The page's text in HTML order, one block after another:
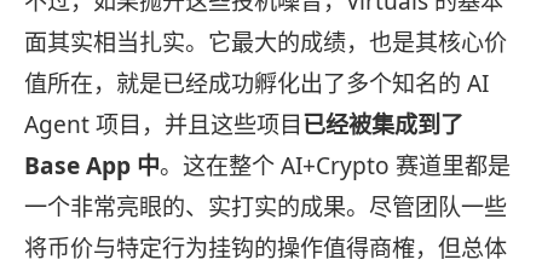
面其实相当扎实。它最大的成绩，也是其核心价
值所在，就是已经成功孵化出了多个知名的 AI
Agent 项目，并且这些项目已经被集成到了
Base App 中。这在整个 AI+Crypto 赛道里都是
一个非常亮眼的、实打实的成果。尽管团队一些
将币价与特定行为挂钩的操作值得商榷，但总体